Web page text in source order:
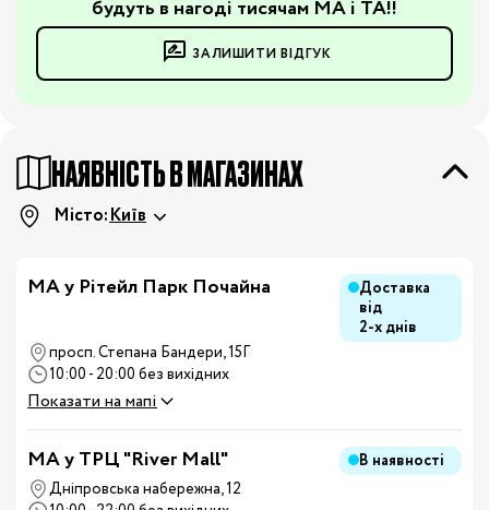
будуть в нагоді тисячам МА і ТА!!
ЗАЛИШИТИ ВІДГУК
НАЯВНІСТЬ В МАГАЗИНАХ
Місто:Київ
МА у Рітейл Парк Почайна
Доставка
від
2-х днів
просп. Степана Бандери, 15Г
10:00 - 20:00 без вихідних
Показати на мапі
MA у ТРЦ "River Mall"
В наявності
Дніпровська набережна, 12